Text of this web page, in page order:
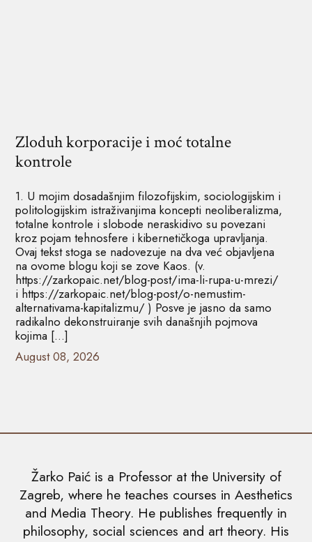
Zloduh korporacije i moć totalne
kontrole
1. U mojim dosadašnjim filozofijskim, sociologijskim i
politologijskim istraživanjima koncepti neoliberalizma,
totalne kontrole i slobode neraskidivo su povezani
kroz pojam tehnosfere i kibernetičkoga upravljanja.
Ovaj tekst stoga se nadovezuje na dva već objavljena
na ovome blogu koji se zove Kaos. (v.
https://zarkopaic.net/blog-post/ima-li-rupa-u-mrezi/
i https://zarkopaic.net/blog-post/o-nemustim-
alternativama-kapitalizmu/ ) Posve je jasno da samo
radikalno dekonstruiranje svih današnjih pojmova
kojima […]
August 08, 2026
Žarko Paić is a Professor at the University of
Zagreb, where he teaches courses in Aesthetics
and Media Theory. He publishes frequently in
philosophy, social sciences and art theory. His